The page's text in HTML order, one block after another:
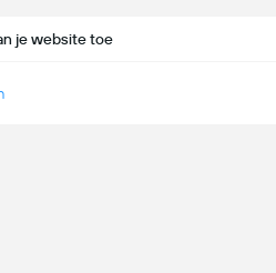
je website toe